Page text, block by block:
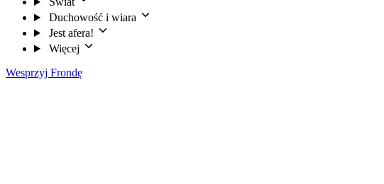
Duchowość i wiara
Jest afera!
Więcej
Wesprzyj Frondę